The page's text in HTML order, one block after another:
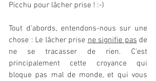
Picchu pour lâcher prise ! :-)
Tout d'abords, entendons-nous sur une
chose : Le lâcher prise ne signifie pas de
ne se tracasser de rien. C'est
principalement cette croyance qui
bloque pas mal de monde, et qui vous